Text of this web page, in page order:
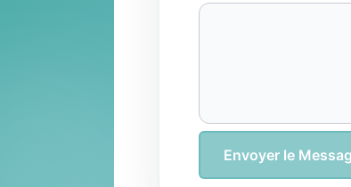
Envoyer le